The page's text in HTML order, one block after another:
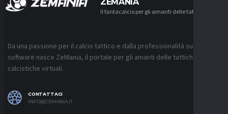
ZEMANIA
Il fantacalcio per gli amanti delle tattiche
Da una passione per il calcio tattico e dalla professionalità sui
software nasce ZeMania, il portale per gli amanti delle tattiche
calcistiche virtuali.
CONTATTACI
INFO@ZEMANIA.IT